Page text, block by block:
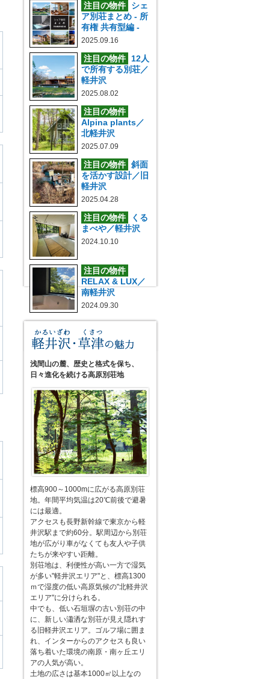
注目の物件
シェ
ア別荘まとめ - 所
有権 共有型編 -
2025.09.16
注目の物件
12人
で所有する別荘／
軽井沢
2025.08.02
注目の物件
Alpina plants／
北軽井沢
2025.07.09
注目の物件 斜面
を活かす設計／旧
軽井沢
2025.04.28
注目の物件
くる
まべや／軽井沢
2024.10.10
注目の物件
RELAX & LUX／
南軽井沢
2024.09.30
浅間山の麓、歴史と格式を保ち、
日々進化を続ける高原別荘地
標高900～1000mに広がる高原別荘
地。年間平均気温は20℃前後で避暑
には最適。
アクセスも長野新幹線で東京から軽
井沢駅まで約60分。駅周辺から別荘
地が広がり車がなくても友人や子供
たちが来やすい距離。
別荘地は、利便性が高い一方で湿気
が多い"軽井沢エリア"と、標高1300
ｍで湿度の低い高原気候の"北軽井沢
エリア"に分けられる。
中でも、低い石垣塀の古い別荘の中
に、新しい瀟洒な別荘が見え隠れす
る旧軽井沢エリア。ゴルフ場に囲ま
れ、インターからのアクセスも良い
落ち着いた環境の南原・南ヶ丘エリ
アの人気が高い。
土地の広さは基本1000㎡以上なの